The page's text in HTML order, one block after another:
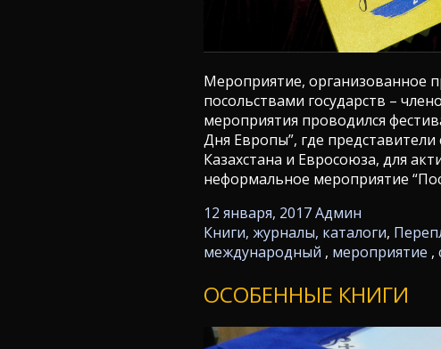
Мероприятие, организованное
посольствами государств –
мероприятия проводился
Дня Европы”, где
Казахстана и Евросоюза, для
неформальное мероприятие
12 января, 2017Админ
Книги, журналы, каталоги,
международный , мероприятие ,
ОСОБЕННЫЕ КНИГИ